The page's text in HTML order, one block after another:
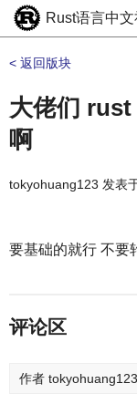
Rust语言中文
< 返回版块
大佬们 rust
啊
tokyohuang123 发表
要基础的就行 不要
评论区
作者 tokyohuang123